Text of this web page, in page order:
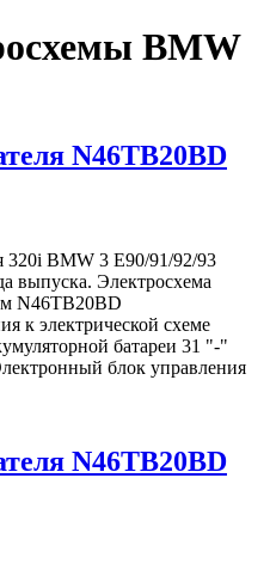
BMW
N46TB20ВD
320i BMW 3 E90/91/92/93
выпуска. Электросхема
N46TB20ВD
к электрической схеме
батареи 31 "-"
блок управления
N46TB20ВD